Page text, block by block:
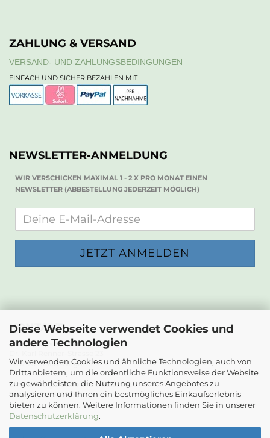
Diese Webseite verwendet Cookies und
andere Technologien
Wir verwenden Cookies und ähnliche Technologien, auch von
Drittanbietern, um die ordentliche Funktionsweise der Website
zu gewährleisten, die Nutzung unseres Angebotes zu
analysieren und Ihnen ein bestmögliches Einkaufserlebnis
bieten zu können. Weitere Informationen finden Sie in unserer
Datenschutzerklärung.
ZAHLUNG & VERSAND
VERSAND- UND ZAHLUNGSBEDINGUNGEN
EINFACH UND SICHER BEZAHLEN MIT
NEWSLETTER-ANMELDUNG
WIR VERSCHICKEN MAXIMAL 1 - 2 X PRO MONAT EINEN
NEWSLETTER (ABBESTELLUNG JEDERZEIT MÖGLICH)
KONTAKT
Die Papierwerkstatt
2232 Deutsch-Wagram
Email: info@diepapierwerkstatt.at
Tel. +43 664 5261978
Kontaktformular